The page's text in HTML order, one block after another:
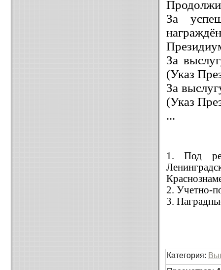
За
За
(Указ
За
(Указ
...
1. Под
2. Учетно-
3.
Категория: